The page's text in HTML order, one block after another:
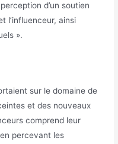
d’un soutien
l’influenceur, ainsi
».
sur le domaine de
et des nouveaux
comprend leur
percevant les